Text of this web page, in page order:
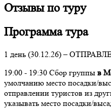
Отзывы по туру
Программа тура
1 день (30.12.26) –
19:00 - 19:30 Сбор группы в
умолчанию место посадки/
отправлении туристов из
указывать место посадки/